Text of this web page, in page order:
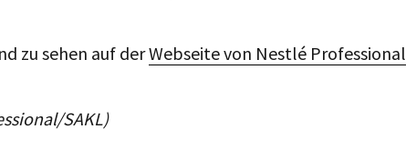
zu sehen auf derWebseite von Nestlé Professional
SAKL)